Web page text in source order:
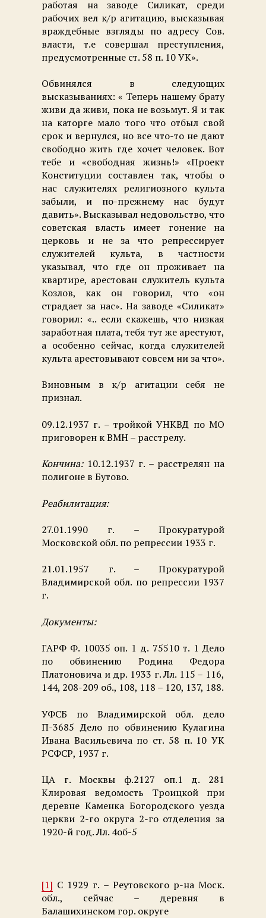
работая на заводе Силикат, среди
рабочих вел к/р агитацию, высказывая
враждебные взгляды по адресу Сов.
власти, т.е совершал преступления,
предусмотренные ст. 58 п. 10 УК».
Обвинялся в следующих
высказываниях: « Теперь нашему брату
живи да живи, пока не возьмут. Я и так
на каторге мало того что отбыл свой
срок и вернулся, но все что-то не дают
свободно жить где хочет человек. Вот
тебе и «свободная жизнь!» «Проект
Конституции составлен так, чтобы о
нас служителях религиозного культа
забыли, и по-прежнему нас будут
давить». Высказывал недовольство, что
советская власть имеет гонение на
церковь и не за что репрессирует
служителей культа, в частности
указывал, что где он проживает на
квартире, арестован служитель культа
Козлов, как он говорил, что «он
страдает за нас». На заводе «Силикат»
говорил: «.. если скажешь, что низкая
заработная плата, тебя тут же арестуют,
а особенно сейчас, когда служителей
культа арестовывают совсем ни за что».
Виновным в к/р агитации себя не
признал.
09.12.1937 г. – тройкой УНКВД по МО
приговорен к ВМН – расстрелу.
Кончина:10.12.1937 г. – расстрелян на
полигоне в Бутово.
Реабилитация:
27.01.1990 г. – Прокуратурой
Московской обл. по репрессии 1933 г.
21.01.1957 г. – Прокуратурой
Владимирской обл. по репрессии 1937
г.
Документы:
ГАРФ Ф. 10035 оп. 1 д. 75510 т. 1 Дело
по обвинению Родина Федора
Платоновича и др. 1933 г. Лл. 115 – 116,
144, 208-209 об., 108, 118 – 120, 137, 188.
УФСБ по Владимирской обл. дело
П-3685 Дело по обвинению Кулагина
Ивана Васильевича по ст. 58 п. 10 УК
РСФСР, 1937 г.
ЦА г. Москвы ф.2127 оп.1 д. 281
Клировая ведомость Троицкой при
деревне Каменка Богородского уезда
церкви 2-го округа 2-го отделения за
1920-й год. Лл. 4об-5
[1] С 1929 г. – Реутовского р-на Моск.
обл., сейчас – деревня в
Балашихинском гор. округе